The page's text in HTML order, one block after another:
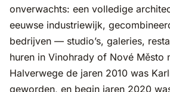
onverwachts: een volledige
eeuwse industriewijk,
bedrijven — studio’s, galeries,
huren in Vinohrady of Nové Město
Halverwege de jaren 2010 was
geworden, en begin jaren 2020